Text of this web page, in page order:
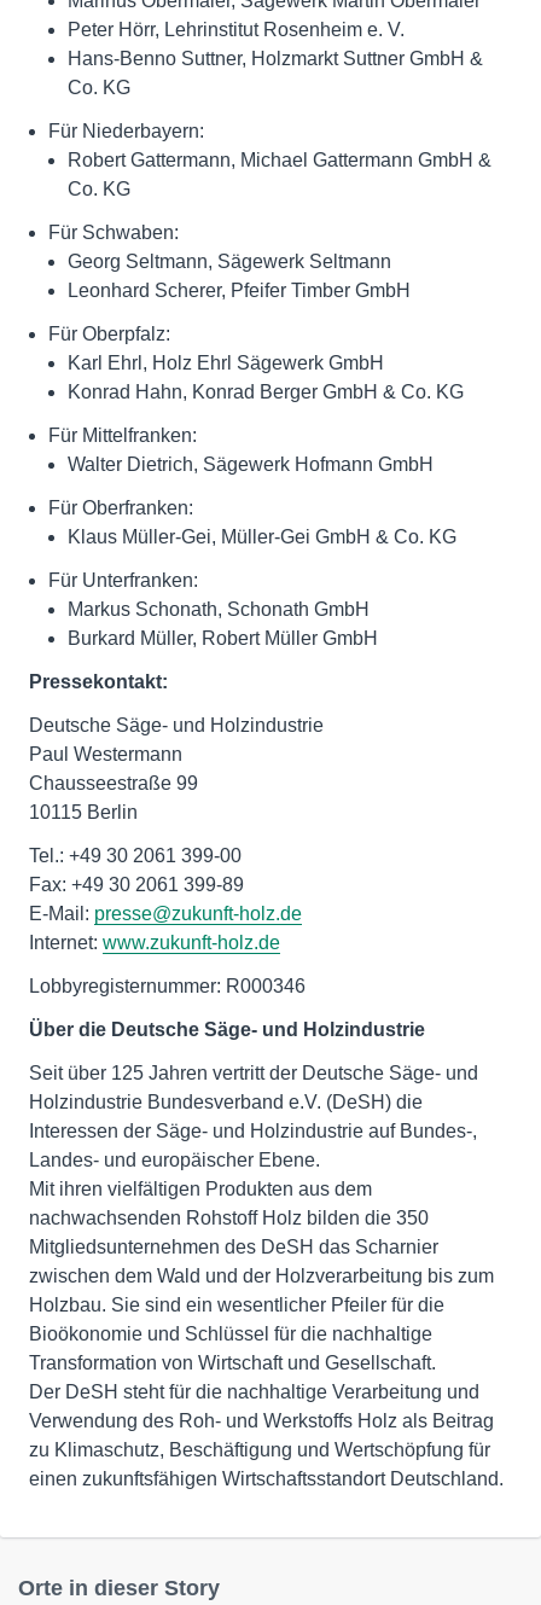
Peter Hörr, Lehrinstitut Rosenheim e. V.
Hans-Benno Suttner, Holzmarkt Suttner GmbH &
Co. KG
Für Niederbayern:
Robert Gattermann, Michael Gattermann GmbH &
Co. KG
Für Schwaben:
Georg Seltmann, Sägewerk Seltmann
Leonhard Scherer, Pfeifer Timber GmbH
Für Oberpfalz:
Karl Ehrl, Holz Ehrl Sägewerk GmbH
Konrad Hahn, Konrad Berger GmbH & Co. KG
Für Mittelfranken:
Walter Dietrich, Sägewerk Hofmann GmbH
Für Oberfranken:
Klaus Müller-Gei, Müller-Gei GmbH & Co. KG
Für Unterfranken:
Markus Schonath, Schonath GmbH
Burkard Müller, Robert Müller GmbH
Pressekontakt:
Deutsche Säge- und Holzindustrie
Paul Westermann
Chausseestraße 99
10115 Berlin
Tel.: +49 30 2061 399-00
Fax: +49 30 2061 399-89
E-Mail: presse@zukunft-holz.de
Internet: www.zukunft-holz.de
Lobbyregisternummer: R000346
Über die Deutsche Säge- und Holzindustrie
Seit über 125 Jahren vertritt der Deutsche Säge- und
Holzindustrie Bundesverband e.V. (DeSH) die
Interessen der Säge- und Holzindustrie auf Bundes-,
Landes- und europäischer Ebene.
Mit ihren vielfältigen Produkten aus dem
nachwachsenden Rohstoff Holz bilden die 350
Mitgliedsunternehmen des DeSH das Scharnier
zwischen dem Wald und der Holzverarbeitung bis zum
Holzbau. Sie sind ein wesentlicher Pfeiler für die
Bioökonomie und Schlüssel für die nachhaltige
Transformation von Wirtschaft und Gesellschaft.
Der DeSH steht für die nachhaltige Verarbeitung und
Verwendung des Roh- und Werkstoffs Holz als Beitrag
zu Klimaschutz, Beschäftigung und Wertschöpfung für
einen zukunftsfähigen Wirtschaftsstandort Deutschland.
Orte in dieser Story